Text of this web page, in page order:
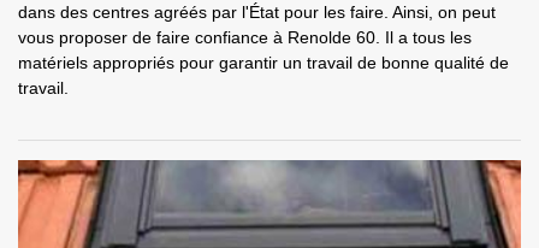
dans des centres agréés par l'État pour les faire. Ainsi, on peut
vous proposer de faire confiance à Renolde 60. Il a tous les
matériels appropriés pour garantir un travail de bonne qualité de
travail.